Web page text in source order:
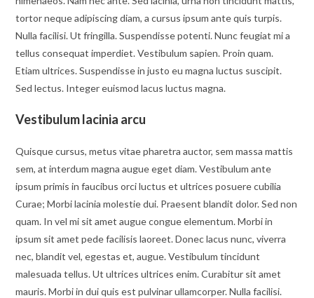
tortor neque adipiscing diam, a cursus ipsum ante quis turpis.
Nulla facilisi. Ut fringilla. Suspendisse potenti. Nunc feugiat mi a
tellus consequat imperdiet. Vestibulum sapien. Proin quam.
Etiam ultrices. Suspendisse in justo eu magna luctus suscipit.
Sed lectus. Integer euismod lacus luctus magna.
Vestibulum lacinia arcu
Quisque cursus, metus vitae pharetra auctor, sem massa mattis
sem, at interdum magna augue eget diam. Vestibulum ante
ipsum primis in faucibus orci luctus et ultrices posuere cubilia
Curae; Morbi lacinia molestie dui. Praesent blandit dolor. Sed non
quam. In vel mi sit amet augue congue elementum. Morbi in
ipsum sit amet pede facilisis laoreet. Donec lacus nunc, viverra
nec, blandit vel, egestas et, augue. Vestibulum tincidunt
malesuada tellus. Ut ultrices ultrices enim. Curabitur sit amet
mauris. Morbi in dui quis est pulvinar ullamcorper. Nulla facilisi.